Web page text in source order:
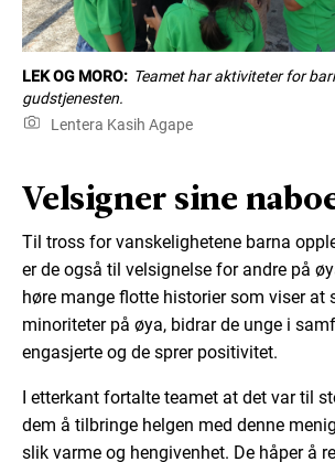
LEK OG MORO: Teamet har aktiviteter for
gudstjenesten.
Lentera Kasih Agape
Velsigner sine
Til tross for vanskelighetene barna
er de også til velsignelse for andre på
høre mange flotte historier som viser at
minoriteter på øya, bidrar de unge i
engasjerte og de sprer positivitet.
I etterkant fortalte teamet at det var til
dem å tilbringe helgen med denne
slik varme og hengivenhet. De håper å